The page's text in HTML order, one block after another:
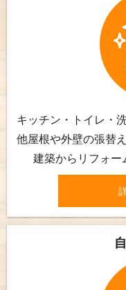
キッチン・トイレ・
他屋根や外壁の張替
建築からリフォー